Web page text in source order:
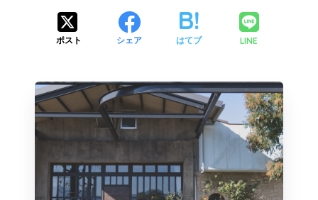
ポスト シェア はてブ LINE